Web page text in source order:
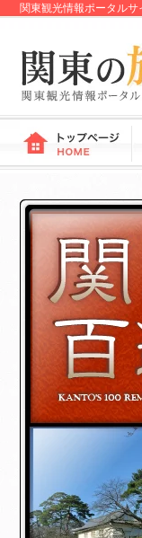
関東観光情報ポータルサ